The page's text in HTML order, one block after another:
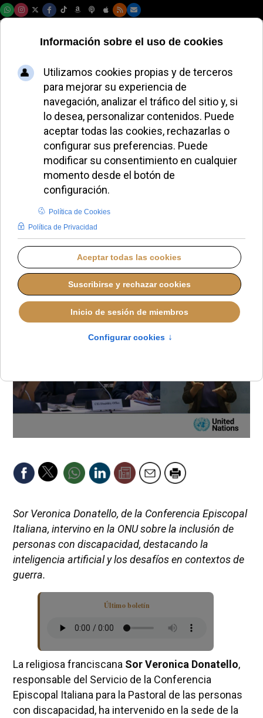
Sor Veronica
Donatello destaca
en la ONU la
inclusión de
personas con
discapacidad
ALMUDENA RODRIGO PAPA LEÓN XIV JUEVES, 12 JUNIO 2025 19:06
Sor Veronica Donatello, de la Conferencia Episcopal
Italiana, intervino en la ONU sobre la inclusión de
personas con discapacidad, destacando la
inteligencia artificial y los desafíos en contextos de
guerra.
Último boletín
La religiosa franciscana Sor Veronica Donatello,
responsable del Servicio de la Conferencia
Episcopal Italiana para la Pastoral de las personas
con discapacidad, ha intervenido en la sede de la